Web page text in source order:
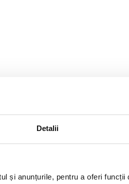
Detalii
și anunțurile, pentru a oferi
×
- 3*